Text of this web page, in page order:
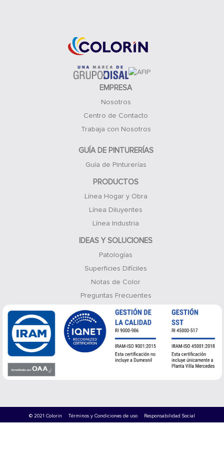
EMPRESA
Nosotros
Centro de Contacto
Trabaja con Nosotros
GUÍA DE PINTURERÍAS
Guía de Pinturerías
PRODUCTOS
Línea Hogar y Obra
Línea Diluyentes
Línea Industria
IDEAS Y SOLUCIONES
Patologías
Superficies Difíciles
Notas de Color
Preguntas Frecuentes
© 2021 Colorin Términos y Condiciones de uso Responsabilidad Social